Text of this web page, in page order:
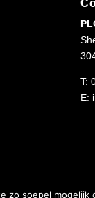
T:
E:
zo soepel